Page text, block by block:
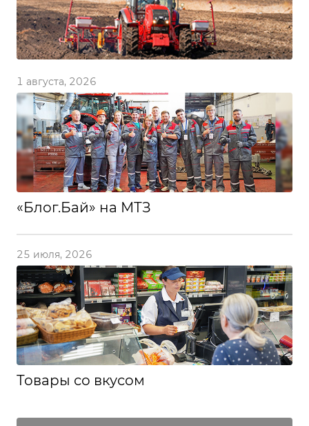
1 августа, 2026
«Блог.Бай» на МТЗ
25 июля, 2026
Товары со вкусом